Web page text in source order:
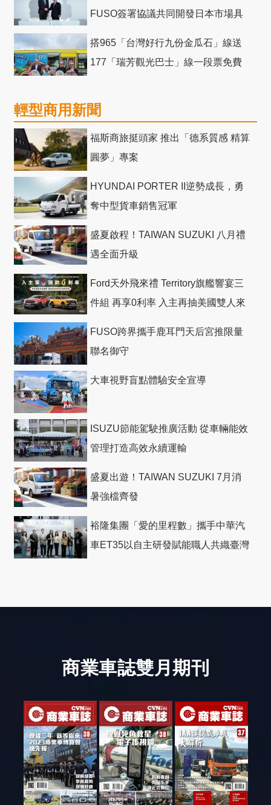
FUSO簽署協議共同開發日本市場具
搭965「台灣好行九份金瓜石」線送
177「瑞芳觀光巴士」線一段票免費
輕型商用新聞
福斯商旅挺頭家 推出「德系質感 精算
圓夢」專案
HYUNDAI PORTER II逆勢成長，勇
奪中型貨車銷售冠軍
盛夏啟程！TAIWAN SUZUKI 八月禮
遇全面升級
Ford天外飛來禮 Territory旗艦響宴三
件組 再享0利率 入主再抽美國雙人來
FUSO跨界攜手鹿耳門天后宮推限量
聯名御守
大車視野盲點體驗安全宣導
ISUZU節能駕駛推廣活動 從車輛能效
管理打造高效永續運輸
盛夏出遊！TAIWAN SUZUKI 7月消
暑強檔齊發
裕隆集團「愛的里程數」攜手中華汽
車ET35以自主研發賦能職人共織臺灣
商業車誌雙月期刊